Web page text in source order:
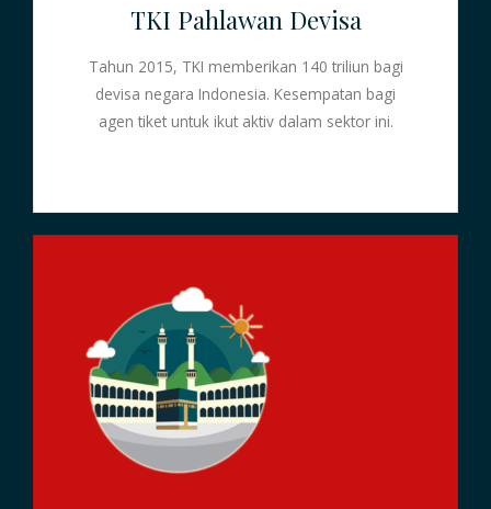
TKI Pahlawan Devisa
Tahun 2015, TKI memberikan 140 triliun bagi
devisa negara Indonesia. Kesempatan bagi
agen tiket untuk ikut aktiv dalam sektor ini.